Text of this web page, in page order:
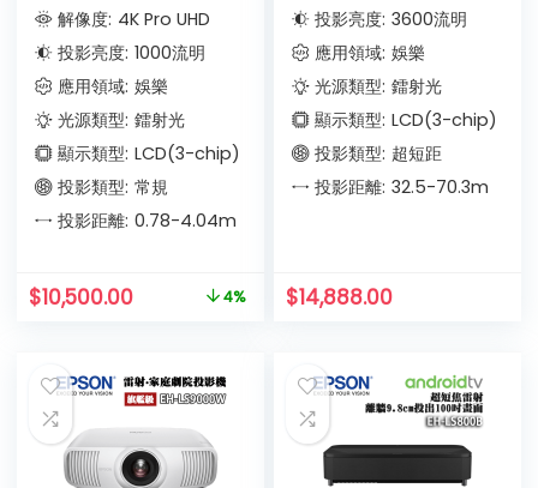
解像度: 4K Pro UHD
投影亮度: 1000流明
應用領域: 娛樂
光源類型: 鐳射光
顯示類型: LCD(3-chip)
投影類型: 常規
投影距離: 0.78-4.04m
$10,500.00 4%
投影亮度: 3600流明
應用領域: 娛樂
光源類型: 鐳射光
顯示類型: LCD(3-chip)
投影類型: 超短距
投影距離: 32.5-70.3m
$14,888.00